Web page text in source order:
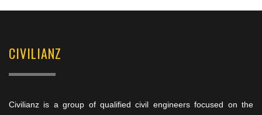
CIVILIANZ
Civilianz is a group of qualified civil engineers focused on the